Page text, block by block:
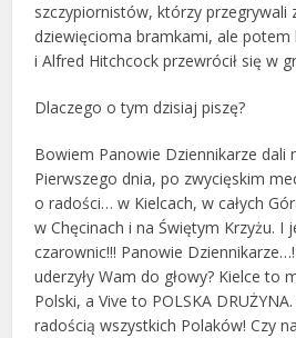
szczypiornistów, którzy przegrywali
dziewięcioma bramkami, ale potem
i Alfred Hitchcock przewrócił się w
Dlaczego o tym dzisiaj piszę?
Bowiem Panowie Dziennikarze dali
Pierwszego dnia, po zwycięskim
o radości… w Kielcach, w całych
w Chęcinach i na Świętym Krzyżu. I
czarownic!!! Panowie
uderzyły Wam do głowy? Kielce to
Polski, a Vive to POLSKA
radością wszystkich Polaków! Czy